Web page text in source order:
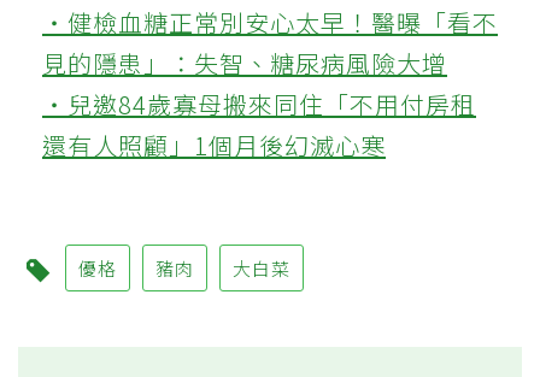
‧健檢血糖正常別安心太早！醫曝「看不
見的隱患」：失智、糖尿病風險大增
‧兒邀84歲寡母搬來同住「不用付房租
還有人照顧」1個月後幻滅心寒
優格 豬肉 大白菜